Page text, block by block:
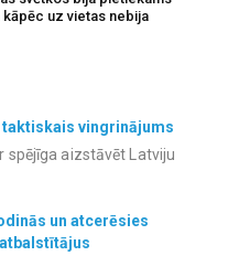
uz vietas nebija
vingrinājums
spējīga aizstāvēt Latviju
un atcerēsies